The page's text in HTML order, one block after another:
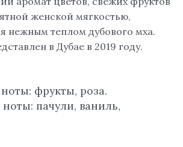
женской мягкостью,
нежным теплом дубового мха.
в Дубае в 2019 году.
фрукты, роза.
пачули, ваниль,